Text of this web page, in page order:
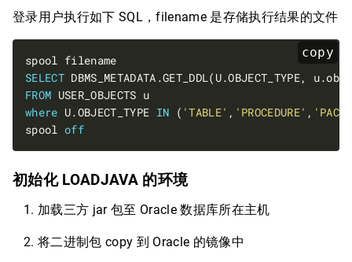
登录用户执行如下 SQL，filename 是存储执行结果的文件
copy
SELECT
FROM
where U.OBJECT_TYPE IN ( 'TABLE' , 'PROCEDURE' ,
spool off
初始化 LOADJAVA 的环境
加载三方 jar 包至 Oracle 数据库所在主机
将二进制包 copy 到 Oracle 的镜像中